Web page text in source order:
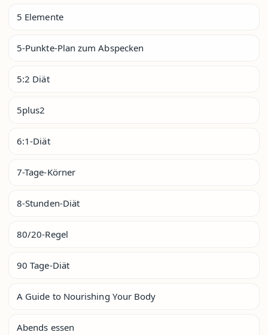
5 Elemente
5-Punkte-Plan zum Abspecken
5:2 Diät
5plus2
6:1-Diät
7-Tage-Körner
8-Stunden-Diät
80/20-Regel
90 Tage-Diät
A Guide to Nourishing Your Body
Abends essen